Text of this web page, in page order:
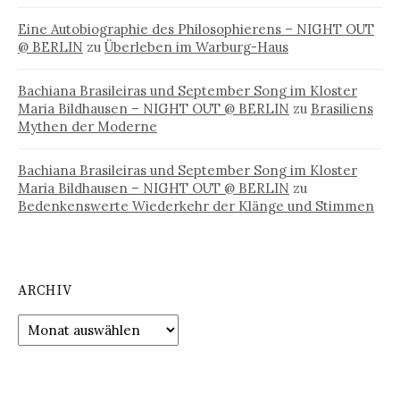
Eine Autobiographie des Philosophierens – NIGHT OUT
@ BERLIN zu Überleben im Warburg-Haus
Bachiana Brasileiras und September Song im Kloster
Maria Bildhausen – NIGHT OUT @ BERLIN zu Brasiliens
Mythen der Moderne
Bachiana Brasileiras und September Song im Kloster
Maria Bildhausen – NIGHT OUT @ BERLIN zu
Bedenkenswerte Wiederkehr der Klänge und Stimmen
ARCHIV
Archiv